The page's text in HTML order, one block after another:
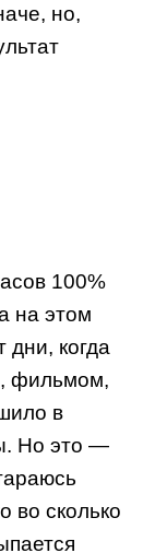
но,
100%
на этом
когда
фильмом,
в
Но это —
во сколько